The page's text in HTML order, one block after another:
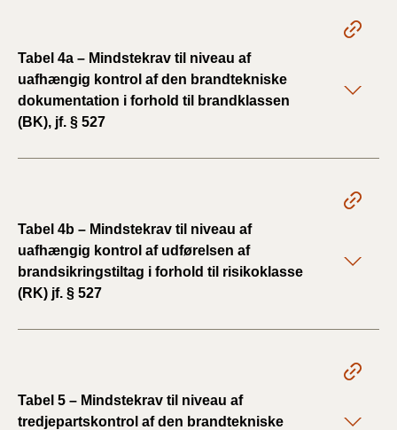
Tabel 4a – Mindstekrav til niveau af
uafhængig kontrol af den brandtekniske
dokumentation i forhold til brandklassen
(BK), jf. § 527
Tabel 4b – Mindstekrav til niveau af
uafhængig kontrol af udførelsen af
brandsikringstiltag i forhold til risikoklasse
(RK) jf. § 527
Tabel 5 – Mindstekrav til niveau af
tredjepartskontrol af den brandtekniske